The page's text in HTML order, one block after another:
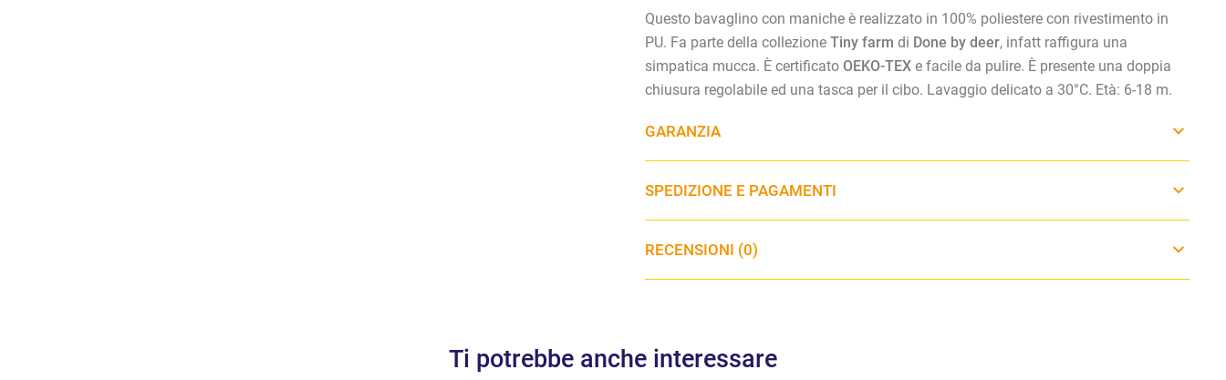
Questo bavaglino con maniche è realizzato in 100% poliestere con rivestimento in
PU. Fa parte della collezione Tiny farm di Done by deer, infatt raffigura una
simpatica mucca. È certificato OEKO-TEX e facile da pulire. È presente una doppia
chiusura regolabile ed una tasca per il cibo. Lavaggio delicato a 30°C. Età: 6-18 m.
GARANZIA
SPEDIZIONE E PAGAMENTI
RECENSIONI (0)
Ti potrebbe anche interessare